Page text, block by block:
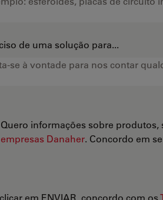
de uma solução para...
Quero informações sobre produtos,
empresas Danaher. Concordo em
em ENVIAR, concordo com os